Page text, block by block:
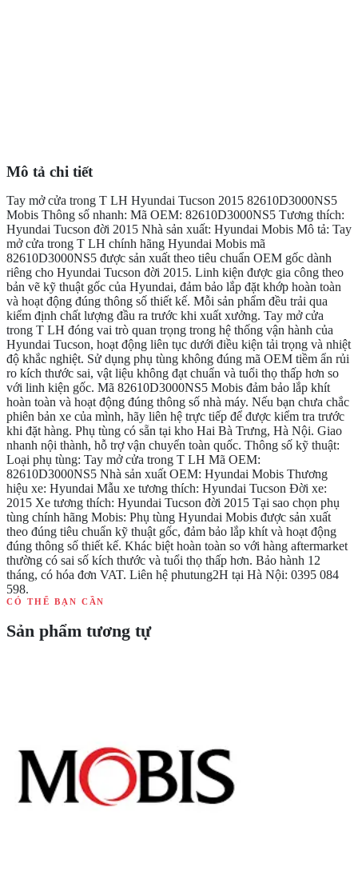
Mô tả chi tiết
Tay mở cửa trong T LH Hyundai Tucson 2015 82610D3000NS5
Mobis Thông số nhanh: Mã OEM: 82610D3000NS5 Tương thích:
Hyundai Tucson đời 2015 Nhà sản xuất: Hyundai Mobis Mô tả: Tay
mở cửa trong T LH chính hãng Hyundai Mobis mã
82610D3000NS5 được sản xuất theo tiêu chuẩn OEM gốc dành
riêng cho Hyundai Tucson đời 2015. Linh kiện được gia công theo
bản vẽ kỹ thuật gốc của Hyundai, đảm bảo lắp đặt khớp hoàn toàn
và hoạt động đúng thông số thiết kế. Mỗi sản phẩm đều trải qua
kiểm định chất lượng đầu ra trước khi xuất xưởng. Tay mở cửa
trong T LH đóng vai trò quan trọng trong hệ thống vận hành của
Hyundai Tucson, hoạt động liên tục dưới điều kiện tải trọng và nhiệt
độ khắc nghiệt. Sử dụng phụ tùng không đúng mã OEM tiềm ẩn rủi
ro kích thước sai, vật liệu không đạt chuẩn và tuổi thọ thấp hơn so
với linh kiện gốc. Mã 82610D3000NS5 Mobis đảm bảo lắp khít
hoàn toàn và hoạt động đúng thông số nhà máy. Nếu bạn chưa chắc
phiên bản xe của mình, hãy liên hệ trực tiếp để được kiểm tra trước
khi đặt hàng. Phụ tùng có sẵn tại kho Hai Bà Trưng, Hà Nội. Giao
nhanh nội thành, hỗ trợ vận chuyển toàn quốc. Thông số kỹ thuật:
Loại phụ tùng: Tay mở cửa trong T LH Mã OEM:
82610D3000NS5 Nhà sản xuất OEM: Hyundai Mobis Thương
hiệu xe: Hyundai Mẫu xe tương thích: Hyundai Tucson Đời xe:
2015 Xe tương thích: Hyundai Tucson đời 2015 Tại sao chọn phụ
tùng chính hãng Mobis: Phụ tùng Hyundai Mobis được sản xuất
theo đúng tiêu chuẩn kỹ thuật gốc, đảm bảo lắp khít và hoạt động
đúng thông số thiết kế. Khác biệt hoàn toàn so với hàng aftermarket
thường có sai số kích thước và tuổi thọ thấp hơn. Bảo hành 12
tháng, có hóa đơn VAT. Liên hệ phutung2H tại Hà Nội: 0395 084
598.
CÓ THỂ BẠN CẦN
Sản phẩm tương tự